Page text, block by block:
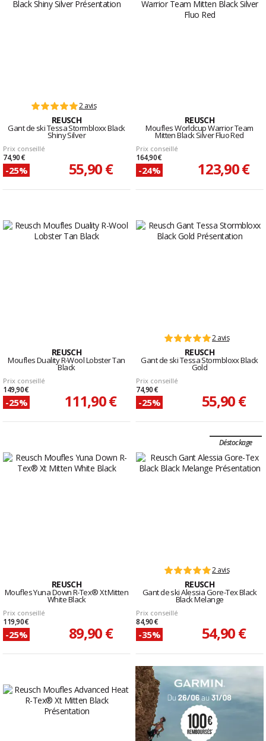
2 avis
REUSCH
Gant de ski Tessa Stormbloxx Black
Shiny Silver
Prix conseillé
74,90 €
-25% 55,90 €
REUSCH
Moufles Worldcup Warrior Team
Mitten Black Silver Fluo Red
Prix conseillé
164,90 €
-24% 123,90 €
REUSCH
Moufles Duality R-Wool Lobster Tan
Black
Prix conseillé
149,90 €
-25% 111,90 €
2 avis
REUSCH
Gant de ski Tessa Stormbloxx Black
Gold
Prix conseillé
74,90 €
-25% 55,90 €
REUSCH
Moufles Yuna Down R-Tex® Xt Mitten
White Black
Prix conseillé
119,90 €
-25% 89,90 €
Déstockage
2 avis
REUSCH
Gant de ski Alessia Gore-Tex Black
Black Melange
Prix conseillé
84,90 €
-35% 54,90 €